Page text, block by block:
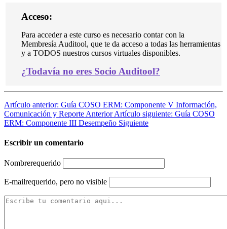
Acceso:
Para acceder a este curso es necesario contar con la
Membresía Auditool, que te da acceso a todas las herramientas
y a TODOS nuestros cursos virtuales disponibles.
¿Todavía no eres Socio Auditool?
Artículo anterior: Guía COSO ERM: Componente V Información,
Comunicación y Reporte Anterior Artículo siguiente: Guía COSO
ERM: Componente III Desempeño Siguiente
Escribir un comentario
Nombrerequerido
E-mailrequerido, pero no visible